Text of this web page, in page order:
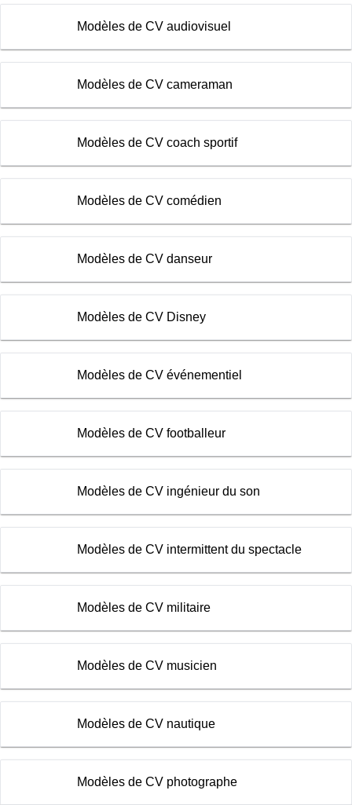
Modèles de CV audiovisuel
Modèles de CV cameraman
Modèles de CV coach sportif
Modèles de CV comédien
Modèles de CV danseur
Modèles de CV Disney
Modèles de CV événementiel
Modèles de CV footballeur
Modèles de CV ingénieur du son
Modèles de CV intermittent du spectacle
Modèles de CV militaire
Modèles de CV musicien
Modèles de CV nautique
Modèles de CV photographe